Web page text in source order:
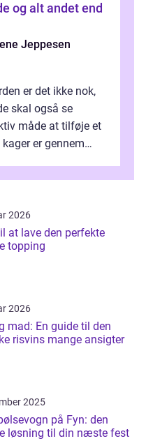
Jeppesen
er det ikke nok,
skal også se
måde at tilføje et
er gennem
2026
at lave den perfekte
topping
2026
mad: En guide til den
risvins mange ansigter
2025
på Fyn: den
løsning til din næste fest